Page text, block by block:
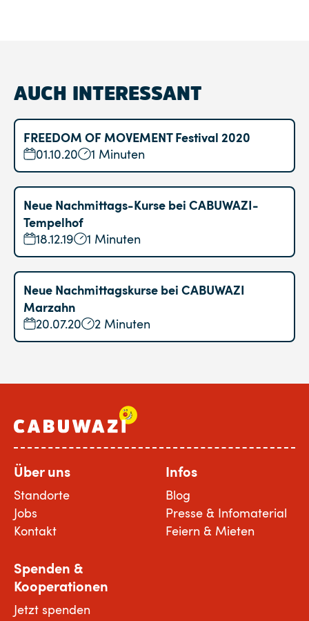
AUCH INTERESSANT
FREEDOM OF MOVEMENT Festival 2020
01.10.20 1 Minuten
Neue Nachmittags-Kurse bei CABUWAZI-
Tempelhof
18.12.19 1 Minuten
Neue Nachmittagskurse bei CABUWAZI
Marzahn
20.07.20 2 Minuten
Über uns
Standorte
Jobs
Kontakt
Infos
Blog
Presse & Infomaterial
Feiern & Mieten
Spenden &
Kooperationen
Jetzt spenden